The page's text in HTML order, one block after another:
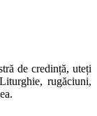
de credință, uteți
rugăciuni,